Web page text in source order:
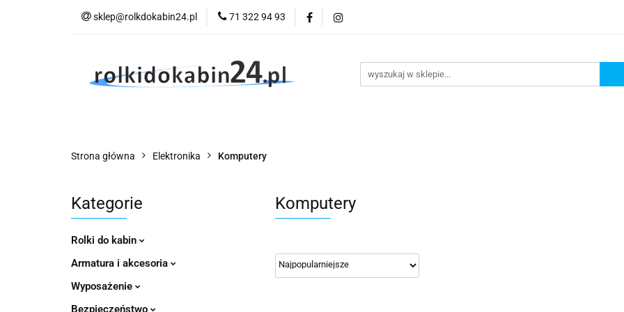
sklep@rolkdokabin24.pl 71 322 94 93
Rolki Armatura
Strona główna Elektronika Komputery
Kategorie
Rolki do kabin
Armatura i akcesoria
Wyposażenie
Bezpieczeństwo
Komputery